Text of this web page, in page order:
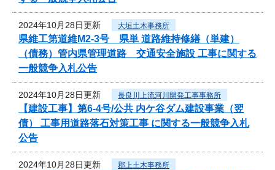
2024年10月28日更新 大垣土木事務所
県維工第道維M2-3号 県単 道路維持修繕（単建）
（債務）管内県管理道路 交通安全施設 工事に関する
一般競争入札公告
2024年10月28日更新 長良川上流河川開発工事事務所
【建設工事】第6-4号/公共 内ケ谷ダム建設事業（翌
債） 工事用道路落石対策工事 に関する一般競争入札
公告
2024年10月28日更新 郡上土木事務所